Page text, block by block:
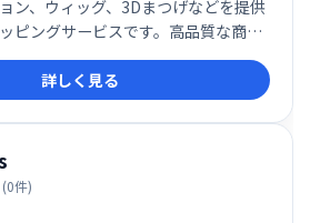
ン、ウィッグ、3Dまつげなどを提供
ピングサービスです。高品質な商品
に販売できます。在庫管理や発送の
的なビジネス展開を実現しましょ
詳しく見る
(0件)